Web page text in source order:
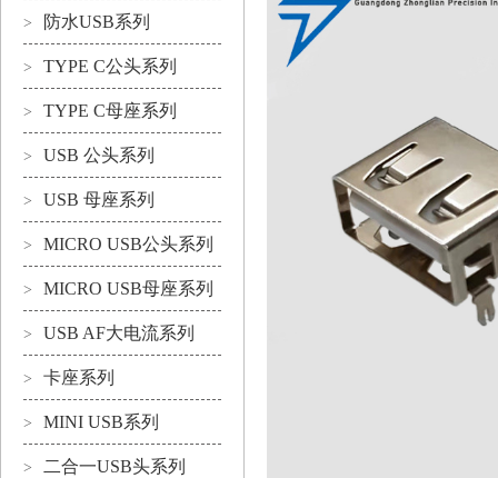
> 防水USB系列
> TYPE C公头系列
> TYPE C母座系列
> USB 公头系列
> USB 母座系列
> MICRO USB公头系列
> MICRO USB母座系列
> USB AF大电流系列
> 卡座系列
> MINI USB系列
> 二合一USB头系列